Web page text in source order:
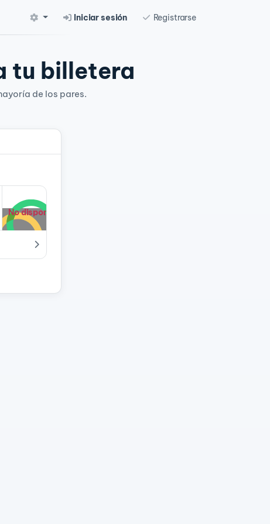
Iniciar sesión Registrarse
tu billetera
de los pares.
No disponible